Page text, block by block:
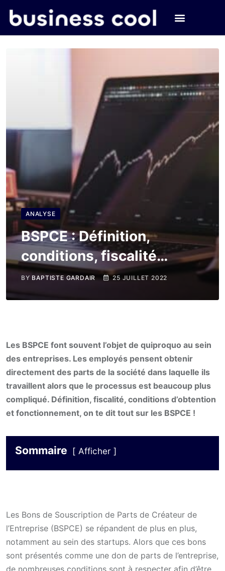
ANALYSE
BSPCE : Définition,
conditions, fiscalité…
BY BAPTISTE GARDAIR 25 JUILLET 2022
Les BSPCE font souvent l’objet de quiproquo au sein
des entreprises. Les employés pensent obtenir
directement des parts de la société dans laquelle ils
travaillent alors que le processus est beaucoup plus
compliqué. Définition, fiscalité, conditions d’obtention
et fonctionnement, on te dit tout sur les BSPCE !
Sommaire Afficher
Les Bons de Souscription de Parts de Créateur de
l’Entreprise (BSPCE) se répandent de plus en plus,
notamment au sein des startups. Alors que ces bons
sont présentés comme une don de parts de l’entreprise,
de nombreuses conditions sont à respecter afin d’être